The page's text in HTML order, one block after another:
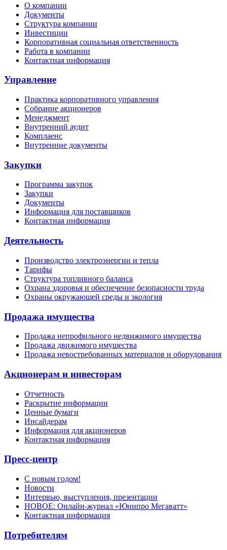
О компании
Документы
Структура компании
Инвестиции
Корпоративная социальная ответственность
Работа в компании
Контактная информация
Управление
Практика корпоративного управления
Собрание акционеров
Менеджмент
Внутренний аудит
Комплаенс
Внутренние документы
Закупки
Программа закупок
Закупки
Документы
Информация для поставщиков
Контактная информация
Деятельность
Производство электроэнергии и тепла
Тарифы
Структура топливного баланса
Охрана здоровья и обеспечение безопасности труда
Охраны окружающей среды и экология
Продажа имущества
Продажа непрофильного недвижимого имущества
Продажа движимого имущества
Продажа невостребованных материалов и оборудования
Акционерам и инвесторам
Отчетность
Раскрытие информации
Ценные бумаги
Инсайдерам
Информация для акционеров
Контактная информация
Пресс-центр
С новым годом!
Новости
Интервью, выступления, презентации
НОВОЕ: Онлайн-журнал «Юнипро Мегаватт»
Контактная информация
Потребителям